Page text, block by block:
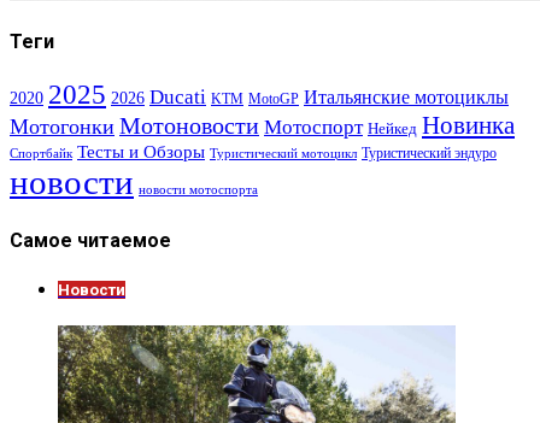
Теги
2020 2025 2026 Ducati KTM MotoGP Итальянские мотоциклы
Мотогонки Мотоновости Мотоспорт Нейкед Новинка
Спортбайк Тесты и Обзоры Туристический мотоцикл Туристический эндуро
новости новости мотоспорта
Самое читаемое
Новости